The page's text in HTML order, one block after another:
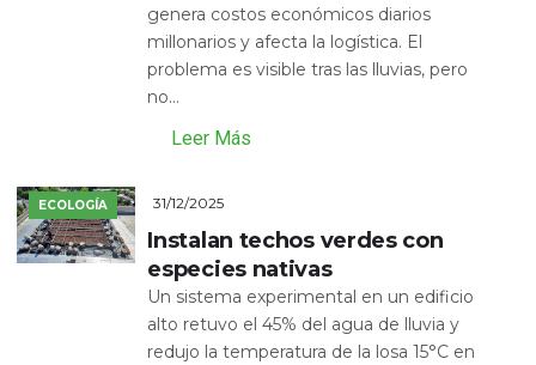
genera costos económicos diarios
millonarios y afecta la logística. El
problema es visible tras las lluvias, pero
no...
Leer Más
ECOLOGÍA 31/12/2025
Instalan techos verdes con
especies nativas
Un sistema experimental en un edificio
alto retuvo el 45% del agua de lluvia y
redujo la temperatura de la losa 15°C en